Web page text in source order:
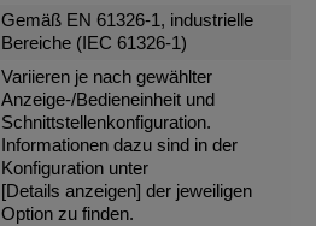
Gemäß EN 61326-1, industrielle
Bereiche (IEC 61326-1)
Variieren je nach gewählter
Anzeige-/Bedieneinheit und
Schnittstellenkonfiguration.
Informationen dazu sind in der
Konfiguration unter
[Details anzeigen] der jeweiligen
Option zu finden.